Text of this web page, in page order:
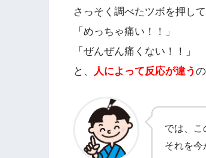
さっそく調べたツボを押して
「めっちゃ痛い！！」
「ぜんぜん痛くない！！」
と、
人によって反応が違う
では、こ
それを今